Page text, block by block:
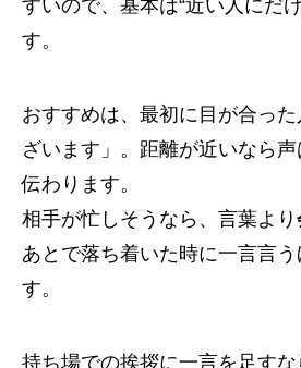
すいので、基本は“近い人にだ
す。
おすすめは、最初に目が合っ
ざいます」。距離が近いなら
伝わります。
相手が忙しそうなら、言葉より
あとで落ち着いた時に一言言
す。
持ち場での挨拶に一言を足す